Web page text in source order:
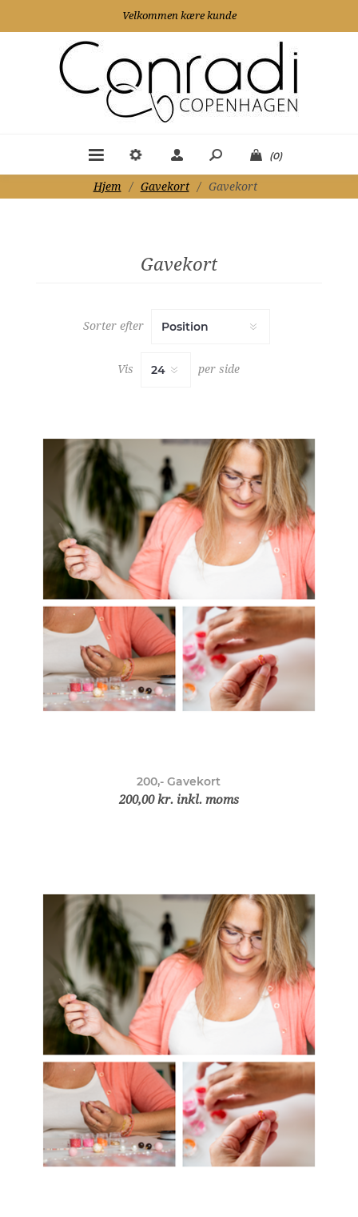
Velkommen kære kunde
(0)
Hjem / Gavekort / Gavekort
Gavekort
Sorter efter
Vis per side
200,- Gavekort
200,00 kr. inkl. moms